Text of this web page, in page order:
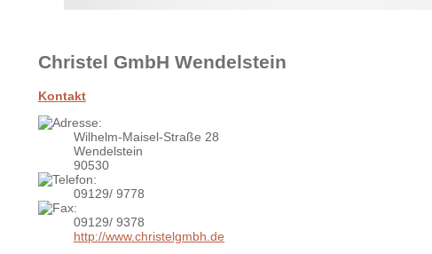
Christel GmbH Wendelstein
Kontakt
Wilhelm-Maisel-Straße 28
Wendelstein
90530
09129/ 9778
09129/ 9378
http://www.christelgmbh.de